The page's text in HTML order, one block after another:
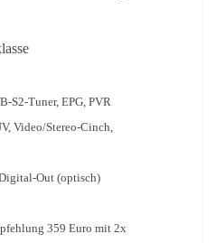
S2-Tuner, EPG, PVR
Video/Stereo-Cinch,
Out (optisch)
359 Euro mit 2x